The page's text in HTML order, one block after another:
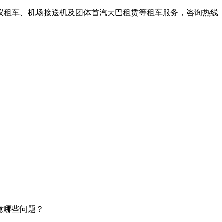
车、机场接送机及团体首汽大巴租赁等租车服务，咨询热线
哪些问题？